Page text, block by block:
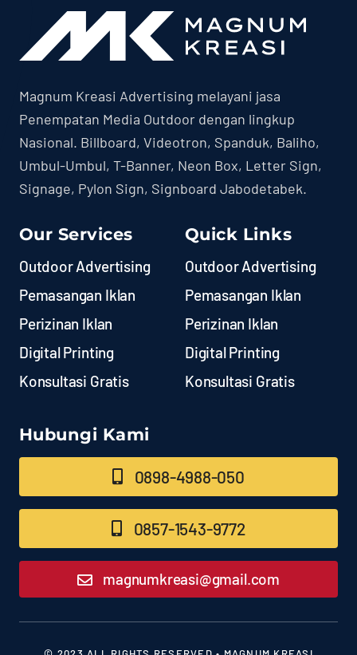
Magnum Kreasi Advertising melayani jasa
Penempatan Media Outdoor dengan lingkup
Nasional. Billboard, Videotron, Spanduk, Baliho,
Umbul-Umbul, T-Banner, Neon Box, Letter Sign,
Signage, Pylon Sign, Signboard Jabodetabek.
Our Services
Outdoor Advertising
Pemasangan Iklan
Perizinan Iklan
Digital Printing
Konsultasi Gratis
Quick Links
Outdoor Advertising
Pemasangan Iklan
Perizinan Iklan
Digital Printing
Konsultasi Gratis
Hubungi Kami
0898-4988-050
0857-1543-9772
magnumkreasi@gmail.com